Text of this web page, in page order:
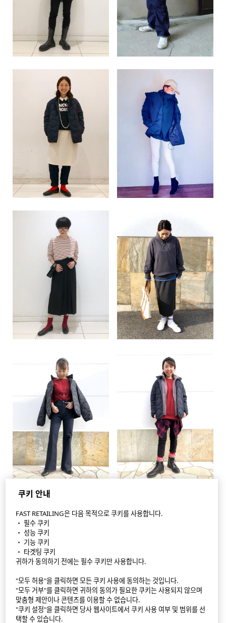
StyleHint APP
이용 약관
사이트 맵
문의
쿠키 안내
FAST RETAILING은 다음 목적으로 쿠키를 사용합니다.
・ 필수 쿠키
・ 성능 쿠키
・ 기능 쿠키
・ 타겟팅 쿠키
귀하가 동의하기 전에는 필수 쿠키만 사용합니다.
"모두 허용"을 클릭하면 모든 쿠키 사용에 동의하는 것입니다.
"모두 거부"를 클릭하면 귀하의 동의가 필요한 쿠키는 사용되지 않으며
맞춤형 제안이나 콘텐츠를 이용할 수 없습니다.
"쿠키 설정"을 클릭하면 당사 웹사이트에서 쿠키 사용 여부 및 범위를 선
택할 수 있습니다.